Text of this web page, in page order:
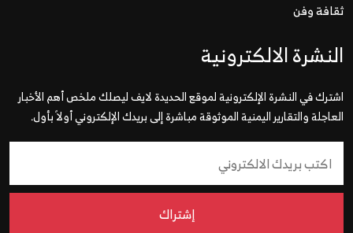
ثقافة وفن
النشرة الالكترونية
اشترك في النشرة الإلكترونية لموقع الحديدة لايف ليصلك ملخص أهم الأخبار
العاجلة والتقارير اليمنية الموثوقة مباشرة إلى بريدك الإلكتروني أولاً بأول.
إشتراك